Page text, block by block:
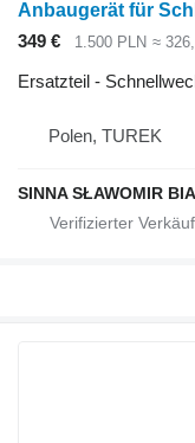
349 € 1.500 PLN ≈
Ersatzteil -
Polen, TUREK
SINNA SŁAWOMIR